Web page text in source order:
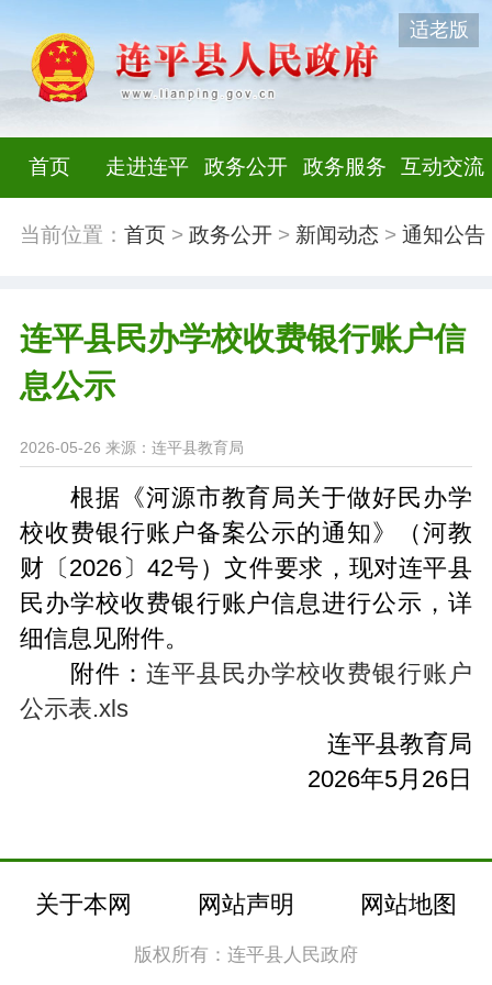
适老版
首页 走进连平 政务公开 政务服务 互动交流
当前位置： 首页> 政务公开> 新闻动态 > 通知公告
连平县民办学校收费银行账户信
息公示
2026-05-26 来源：连平县教育局
根据《河源市教育局关于做好民办学
校收费银行账户备案公示的通知》（河教
财〔2026〕42号）文件要求，现对连平县
民办学校收费银行账户信息进行公示，详
细信息见附件。
附件： 连平县民办学校收费银行账户
公示表.xls
连平县教育局
2026年5月26日
关于本网 网站声明 网站地图
版权所有：连平县人民政府